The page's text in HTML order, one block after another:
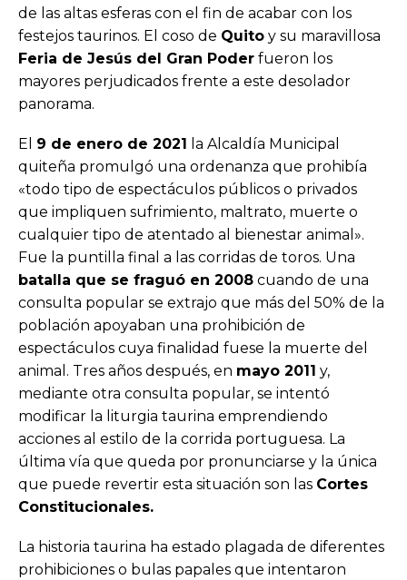
de las altas esferas con el fin de acabar con los
festejos taurinos. El coso de Quito y su maravillosa
Feria de Jesús del Gran Poder fueron los
mayores perjudicados frente a este desolador
panorama.
El 9 de enero de 2021 la Alcaldía Municipal
quiteña promulgó una ordenanza que prohibía
«todo tipo de espectáculos públicos o privados
que impliquen sufrimiento, maltrato, muerte o
cualquier tipo de atentado al bienestar animal».
Fue la puntilla final a las corridas de toros. Una
batalla que se fraguó en 2008 cuando de una
consulta popular se extrajo que más del 50% de la
población apoyaban una prohibición de
espectáculos cuya finalidad fuese la muerte del
animal. Tres años después, en mayo 2011 y,
mediante otra consulta popular, se intentó
modificar la liturgia taurina emprendiendo
acciones al estilo de la corrida portuguesa. La
última vía que queda por pronunciarse y la única
que puede revertir esta situación son las Cortes
Constitucionales.
La historia taurina ha estado plagada de diferentes
prohibiciones o bulas papales que intentaron